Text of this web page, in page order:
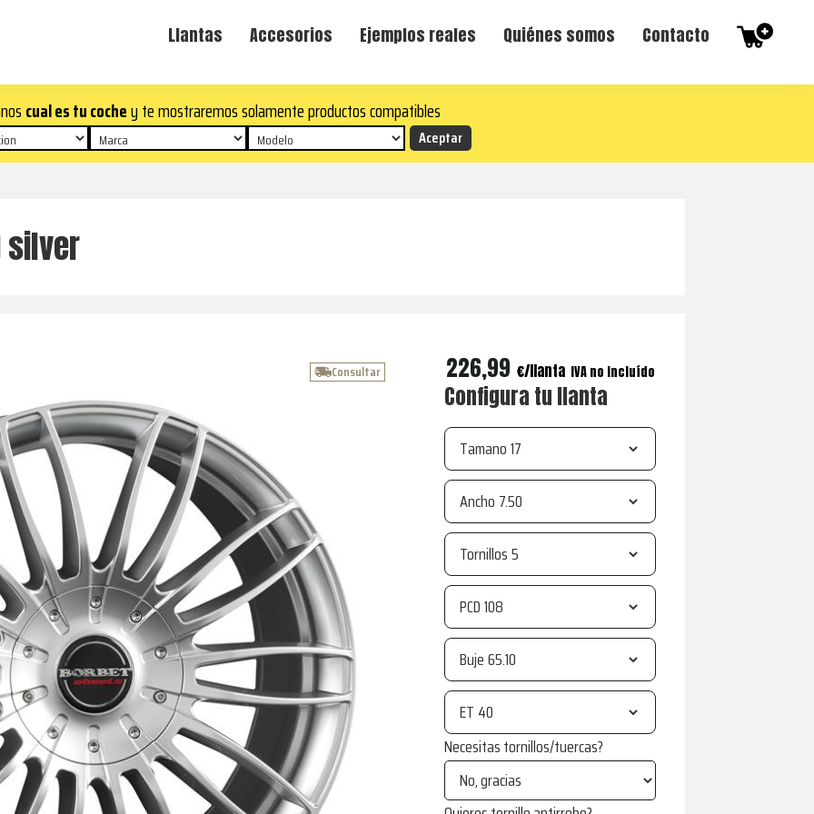
Llantas Accesorios Ejemplos reales Quiénes somos Contacto
cual es tu cochey te mostraremos solamente productos compatibles
silver
Consultar 226,99 € IVA no incluído
Configura tu llanta
Tamano
Ancho
Tornillos
PCD
Buje
ET
Necesitas tornillos/tuercas?